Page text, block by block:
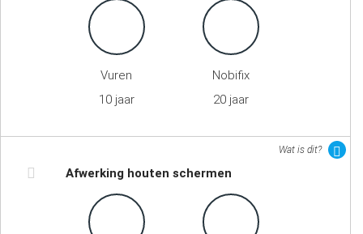
Vuren
10 jaar
Nobifix
20 jaar
Wat is dit?
Afwerking houten schermen